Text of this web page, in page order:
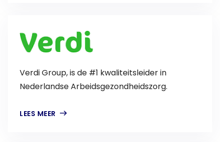
Verdi Group, is de #1 kwaliteitsleider in
Nederlandse Arbeidsgezondheidszorg.
LEES MEER